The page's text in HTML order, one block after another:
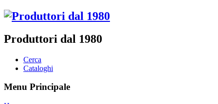
Produttori dal 1980
Cerca
Cataloghi
Menu Principale